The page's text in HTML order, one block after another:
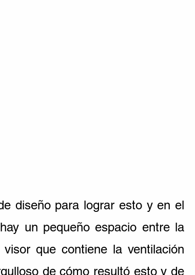
diseño para lograr esto y en el
un pequeño espacio entre la
que contiene la ventilación
de cómo resultó esto y de